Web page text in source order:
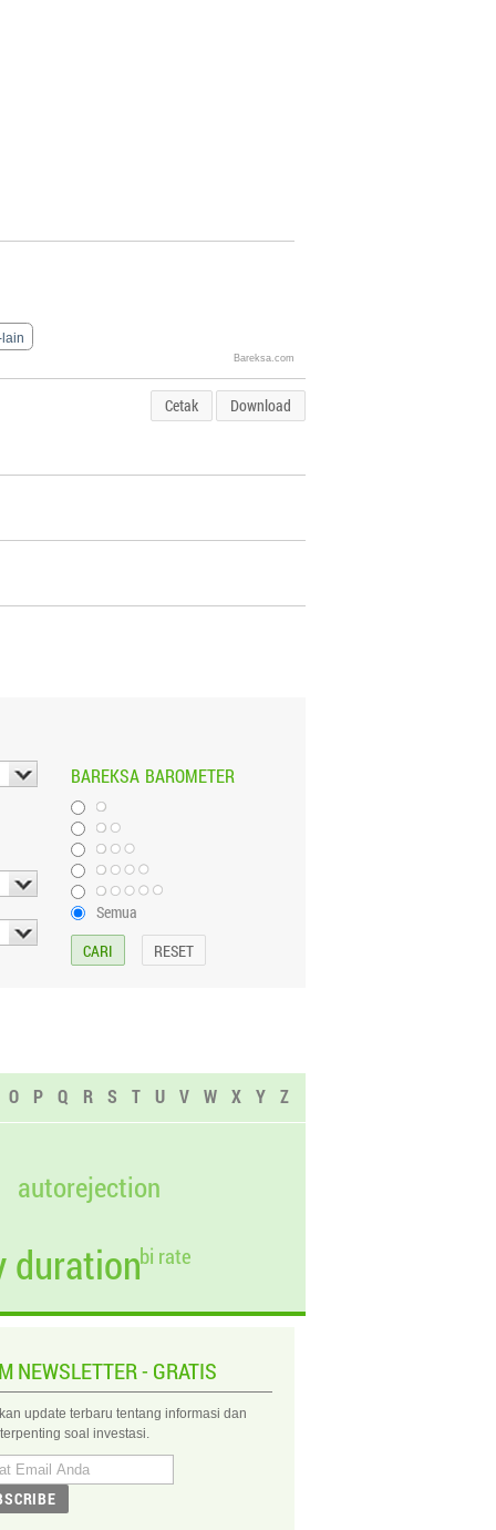
Bareksa.com
Cetak Download
BAREKSA BAROMETER
Semua
O P Q R S T U V W X Y Z
duration
autorejection
bi rate
NEWSLETTER - GRATIS
update terbaru tentang informasi dan
soal investasi.